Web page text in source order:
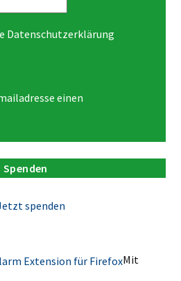
Datenschutzerklärung
einen
Spenden
Mit